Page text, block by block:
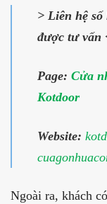
> Liên hệ
được tư vấn
Page: Cửa
Kotdoor
Website:
Ngoài ra, khách